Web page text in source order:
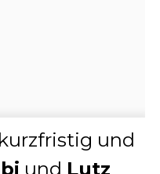
und
und Lutz